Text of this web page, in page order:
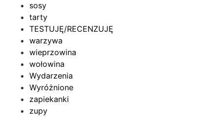
sosy
tarty
TESTUJĘ/RECENZUJĘ
warzywa
wieprzowina
wołowina
Wydarzenia
Wyróżnione
zapiekanki
zupy